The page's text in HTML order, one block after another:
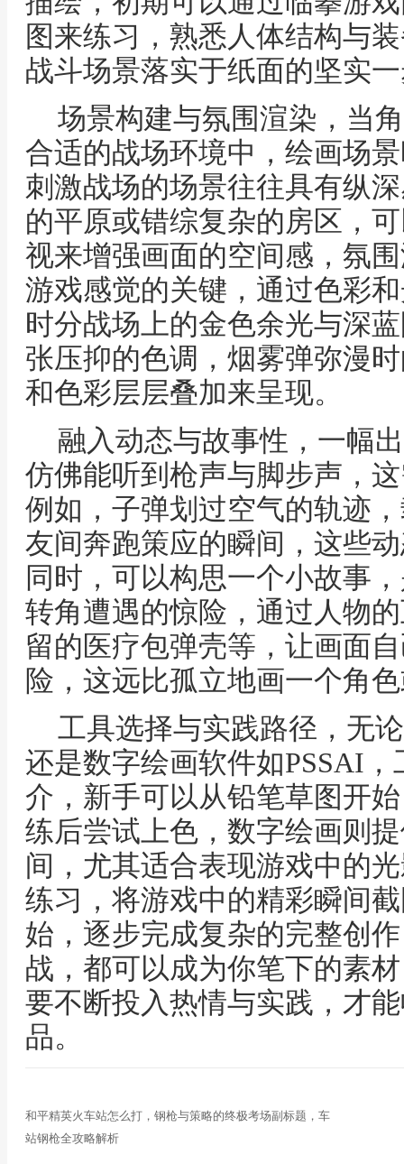
图来练习，熟悉人体结构与
战斗场景落实于纸面的坚实
场景构建与氛围渲染，当
合适的战场环境中，绘画场
刺激战场的场景往往具有纵
的平原或错综复杂的房区，
视来增强画面的空间感，氛
游戏感觉的关键，通过色彩
时分战场上的金色余光与深
张压抑的色调，烟雾弹弥漫
和色彩层层叠加来呈现。
融入动态与故事性，一幅
仿佛能听到枪声与脚步声，
例如，子弹划过空气的轨迹
友间奔跑策应的瞬间，这些
同时，可以构思一个小故事
转角遭遇的惊险，通过人物
留的医疗包弹壳等，让画面
险，这远比孤立地画一个角
工具选择与实践路径，无
还是数字绘画软件如PSSAI
介，新手可以从铅笔草图开
练后尝试上色，数字绘画则
间，尤其适合表现游戏中的
练习，将游戏中的精彩瞬间
始，逐步完成复杂的完整创
战，都可以成为你笔下的素
要不断投入热情与实践，才
品。
和平精英火车站怎么打，钢枪与策略的终极考场副标题，车
站钢枪全攻略解析